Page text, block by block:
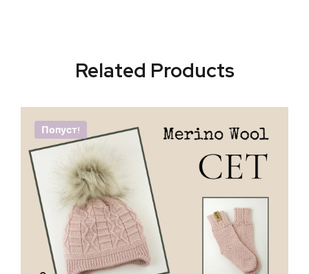
Related Products
Попуст!